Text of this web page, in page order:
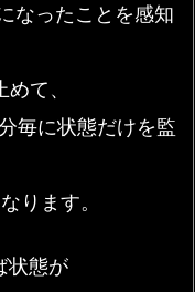
なったことを感知
て、
毎に状態だけを監
ります。
状態が